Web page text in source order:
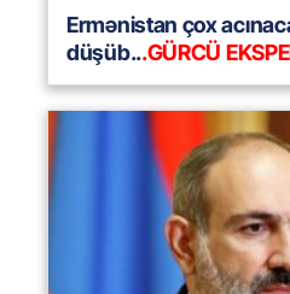
Ermənistan çox
düşüb...GÜRCÜ